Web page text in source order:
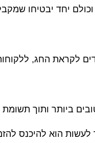
יחד יבטיחו
לקראת החג, ללקוחות
ביותר ותוך תשומת